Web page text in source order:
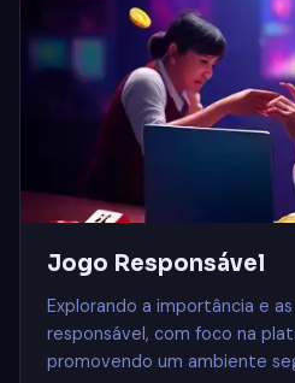
Jogo Responsável
Explorando a importância e
responsável, com foco na
promovendo um ambiente